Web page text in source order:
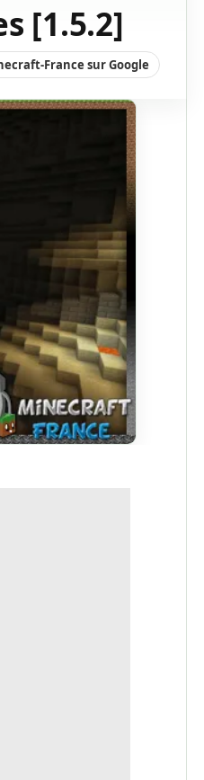
[1.5.2]
France sur Google